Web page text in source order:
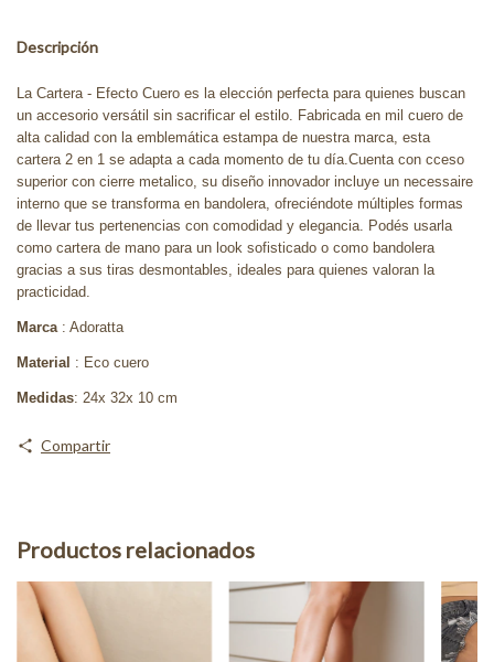
Descripción
La Cartera - Efecto Cuero es la elección perfecta para quienes buscan
un accesorio versátil sin sacrificar el estilo. Fabricada en mil cuero de
alta calidad con la emblemática estampa de nuestra marca, esta
cartera 2 en 1 se adapta a cada momento de tu día.Cuenta con cceso
superior con cierre metalico, su diseño innovador incluye un necessaire
interno que se transforma en bandolera, ofreciéndote múltiples formas
de llevar tus pertenencias con comodidad y elegancia. Podés usarla
como cartera de mano para un look sofisticado o como bandolera
gracias a sus tiras desmontables, ideales para quienes valoran la
practicidad.
Marca : Adoratta
Material : Eco cuero
Medidas: 24x 32x 10 cm
Compartir
Productos relacionados